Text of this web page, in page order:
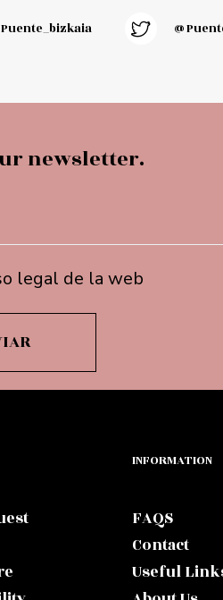
newsletter.
legal de la web
INFORMATION
FAQS
Contact
Useful